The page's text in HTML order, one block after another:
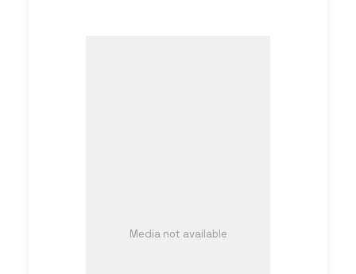
Media not available